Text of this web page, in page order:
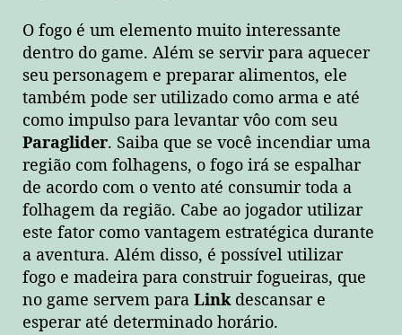
O fogo é um elemento muito interessante
dentro do game. Além se servir para aquecer
seu personagem e preparar alimentos, ele
também pode ser utilizado como arma e até
como impulso para levantar vôo com seu
Paraglider. Saiba que se você incendiar uma
região com folhagens, o fogo irá se espalhar
de acordo com o vento até consumir toda a
folhagem da região. Cabe ao jogador utilizar
este fator como vantagem estratégica durante
a aventura. Além disso, é possível utilizar
fogo e madeira para construir fogueiras, que
no game servem para Linkdescansar e
esperar até determinado horário.